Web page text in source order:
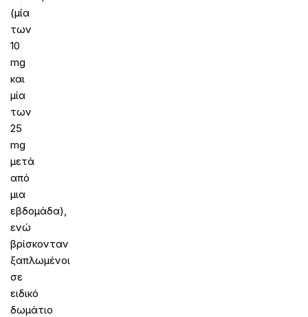
(μία
των
10
mg
και
μία
των
25
mg
μετά
από
μια
εβδομάδα),
ενώ
βρίσκονταν
ξαπλωμένοι
σε
ειδικό
δωμάτιο